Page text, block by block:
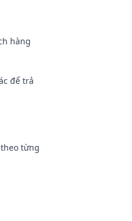
hàng
để trả
từng